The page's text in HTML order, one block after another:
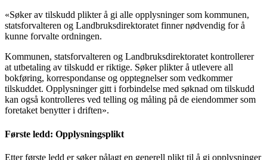
«Søker av tilskudd plikter å gi alle opplysninger som kommunen,
statsforvalteren og Landbruksdirektoratet finner nødvendig for å
kunne forvalte ordningen.
Kommunen, statsforvalteren og Landbruksdirektoratet kontrollerer
at utbetaling av tilskudd er riktige. Søker plikter å utlevere all
bokføring, korrespondanse og opptegnelser som vedkommer
tilskuddet. Opplysninger gitt i forbindelse med søknad om tilskudd
kan også kontrolleres ved telling og måling på de eiendommer som
foretaket benytter i driften».
Første ledd: Opplysningsplikt
Etter første ledd er søker pålagt en generell plikt til å gi opplysninger